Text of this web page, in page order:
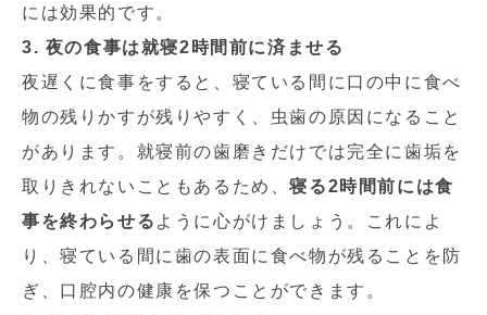
には効果的です。
3. 夜の食事は就寝2時間前に済ませる
夜遅くに食事をすると、寝ている間に口の中に食べ
物の残りかすが残りやすく、虫歯の原因になること
があります。就寝前の歯磨きだけでは完全に歯垢を
取りきれないこともあるため、寝る2時間前には食
事を終わらせる ように心がけましょう。これによ
り、寝ている間に歯の表面に食べ物が残ることを防
ぎ、口腔内の健康を保つことができます。